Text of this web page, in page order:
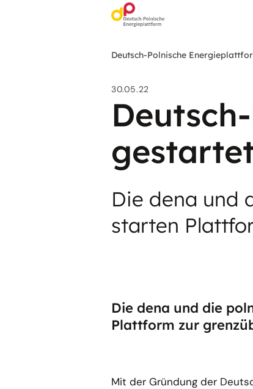
Deutsch-Polnische
30.05.22
Die dena und
starten
Die dena und die
Plattform zur
Mit der Gründung der